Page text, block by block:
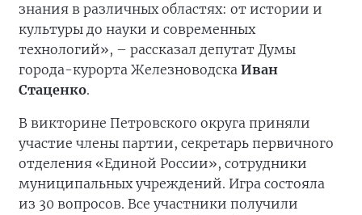
знания в различных областях: от истории и
культуры до науки и современных
технологий», – рассказал депутат Думы
города-курорта Железноводска Иван
Стаценко.
В викторине Петровского округа приняли
участие члены партии, секретарь первичного
отделения «Единой России», сотрудники
муниципальных учреждений. Игра состояла
из 30 вопросов. Все участники получили